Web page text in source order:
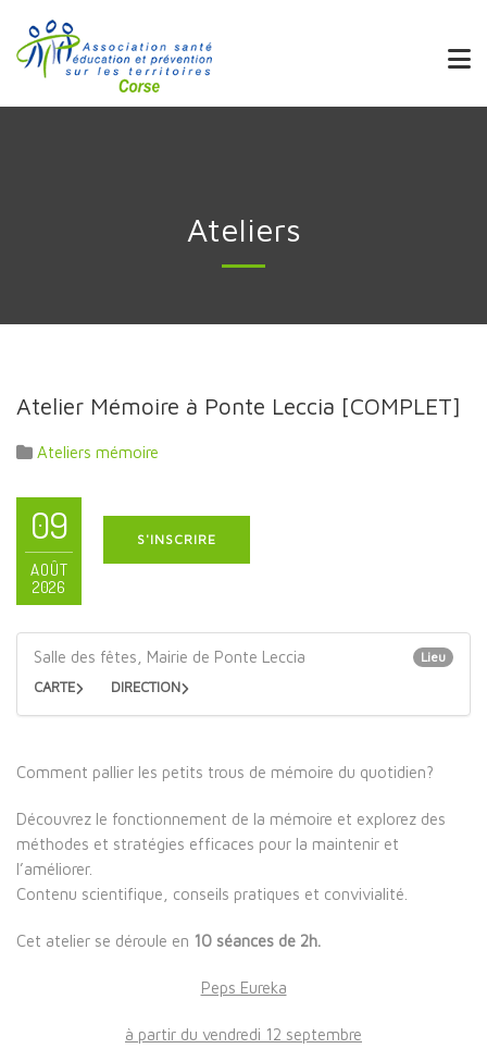
Ateliers
Atelier Mémoire à Ponte Leccia [COMPLET]
Ateliers mémoire
09
AOÛT
2026
S'INSCRIRE
Salle des fêtes, Mairie de Ponte Leccia Lieu
CARTE DIRECTION
Comment pallier les petits trous de mémoire du quotidien?
Découvrez le fonctionnement de la mémoire et explorez des
méthodes et stratégies efficaces pour la maintenir et
l’améliorer.
Contenu scientifique, conseils pratiques et convivialité.
Cet atelier se déroule en 10 séances de 2h.
Peps Eureka
à partir du vendredi 12 septembre